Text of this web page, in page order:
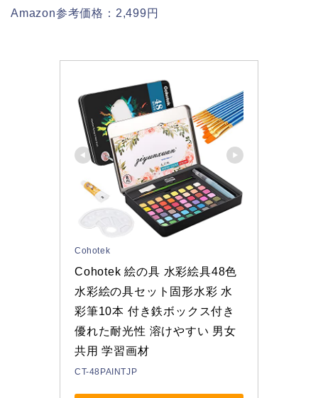
Amazon参考価格：2,499円
Cohotek
Cohotek 絵の具 水彩絵具48色
水彩絵の具セット固形水彩 水
彩筆10本 付き鉄ボックス付き
優れた耐光性 溶けやすい 男女
共用 学習画材
CT-48PAINTJP